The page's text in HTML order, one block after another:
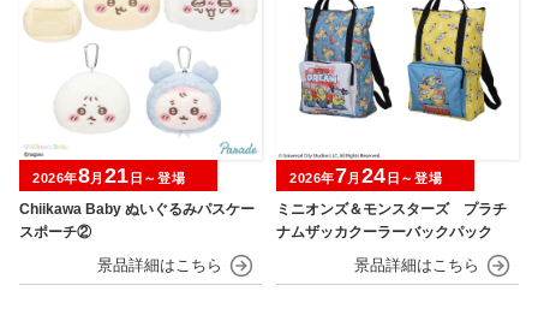
Chiikawa Baby ぬいぐるみパスケー
スポーチ②
2026年8月 21 日～登場
ミニオンズ＆モンスターズ プラチ
ナムザッカクーラーバックパック
2026年7月 24 日～登場